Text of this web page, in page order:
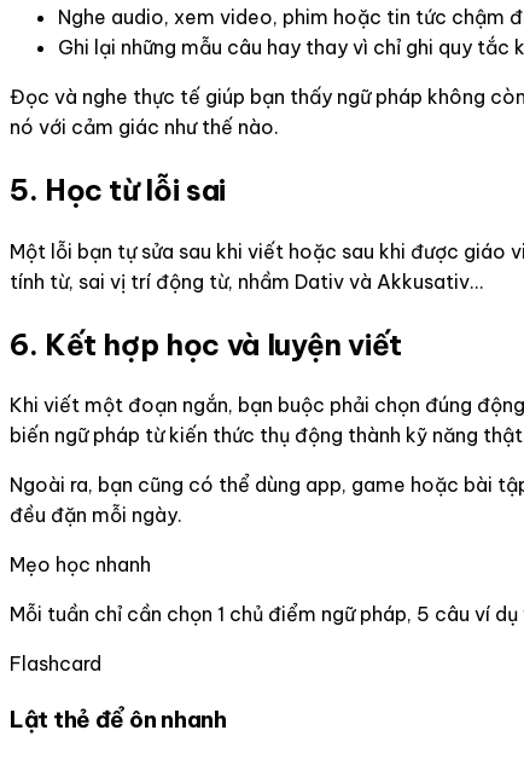
Nghe audio, xem video, phim hoặc tin tức chậm
Ghi lại những mẫu câu hay thay vì chỉ ghi quy tắc
Đọc và nghe thực tế giúp bạn thấy ngữ pháp không
nó với cảm giác như thế nào.
5. Học từ lỗi sai
Một lỗi bạn tự sửa sau khi viết hoặc sau khi được giáo
tính từ, sai vị trí động từ, nhầm Dativ và Akkusativ...
6. Kết hợp học và luyện viết
Khi viết một đoạn ngắn, bạn buộc phải chọn đúng
biến ngữ pháp từ kiến thức thụ động thành kỹ năng
Ngoài ra, bạn cũng có thể dùng app, game hoặc bài
đều đặn mỗi ngày.
Mẹo học nhanh
Mỗi tuần chỉ cần chọn 1 chủ điểm ngữ pháp, 5 câu ví
Flashcard
Lật thẻ để ôn nhanh